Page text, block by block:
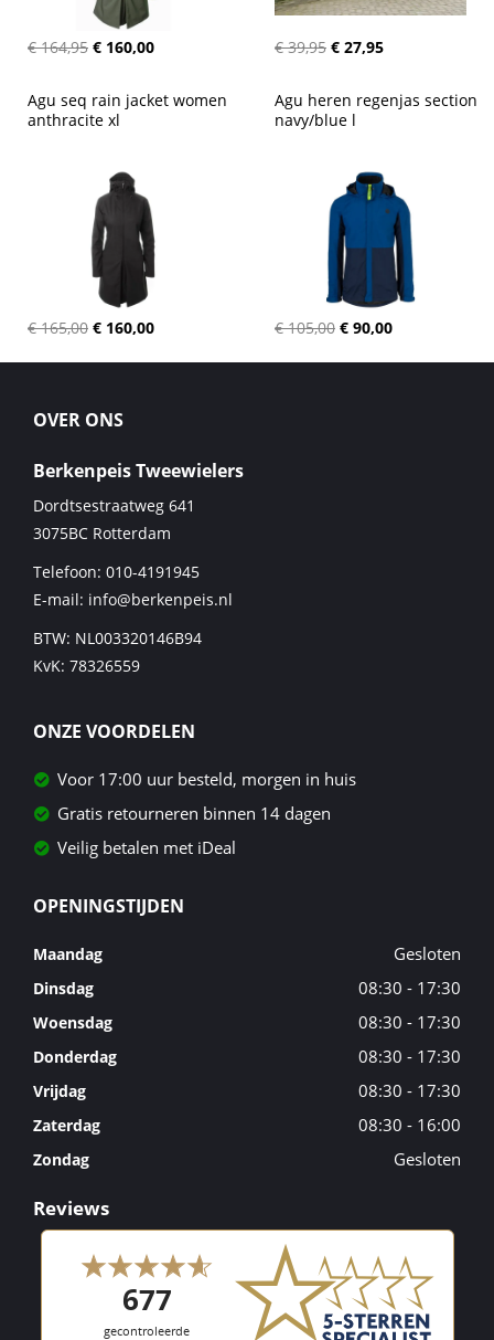
€ 164,95 € 160,00 € 39,95 € 27,95
Agu seq rain jacket women
anthracite xl
€ 165,00 € 160,00
Agu heren regenjas section
navy/blue l
€ 105,00 € 90,00
OVER ONS
Berkenpeis Tweewielers
Dordtsestraatweg 641
3075BC Rotterdam
Telefoon: 010-4191945
E-mail: info@berkenpeis.nl
BTW: NL003320146B94
KvK: 78326559
ONZE VOORDELEN
Voor 17:00 uur besteld, morgen in huis
Gratis retourneren binnen 14 dagen
Veilig betalen met iDeal
OPENINGSTIJDEN
Maandag Gesloten
Dinsdag 08:30 - 17:30
Woensdag 08:30 - 17:30
Donderdag 08:30 - 17:30
Vrijdag 08:30 - 17:30
Zaterdag 08:30 - 16:00
Zondag Gesloten
Reviews